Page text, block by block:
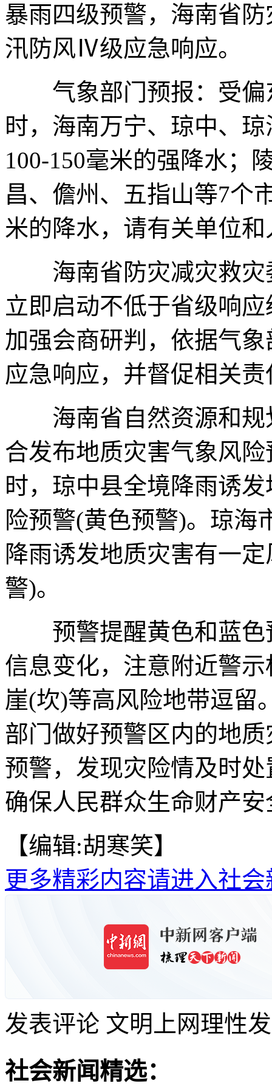
暴雨四级预警，海南省
汛防风Ⅳ级应急响应。
气象部门预报：受偏
时，海南万宁、琼中、
100-150毫米的强降水；
昌、儋州、五指山等7个
米的降水，请有关单位
海南省防灾减灾救灾
立即启动不低于省级响
加强会商研判，依据气
应急响应，并督促相关
海南省自然资源和规
合发布地质灾害气象风
时，琼中县全境降雨诱
险预警(黄色预警)。琼海
降雨诱发地质灾害有一
警)。
预警提醒黄色和蓝色
信息变化，注意附近警
崖(坎)等高风险地带逗留
部门做好预警区内的地
预警，发现灾险情及时
确保人民群众生命财产
【编辑:胡寒笑】
更多精彩内容请进入社会
发表评论 文明上网理性
社会新闻精选：